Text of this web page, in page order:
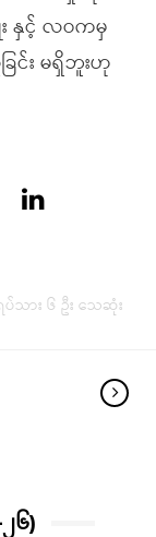
း နှင့် လဝကမှ
င်း မရှိဘူးဟု
ား ၆ ဦး သေဆုံး
၆)